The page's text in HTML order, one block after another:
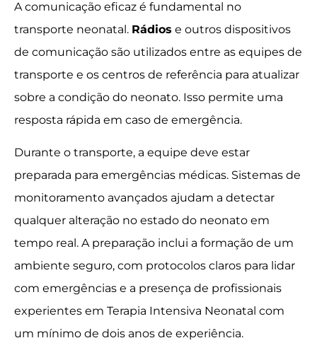
A comunicação eficaz é fundamental no
transporte neonatal. Rádios e outros dispositivos
de comunicação são utilizados entre as equipes de
transporte e os centros de referência para atualizar
sobre a condição do neonato. Isso permite uma
resposta rápida em caso de emergência.
Durante o transporte, a equipe deve estar
preparada para emergências médicas. Sistemas de
monitoramento avançados ajudam a detectar
qualquer alteração no estado do neonato em
tempo real. A preparação inclui a formação de um
ambiente seguro, com protocolos claros para lidar
com emergências e a presença de profissionais
experientes em Terapia Intensiva Neonatal com
um mínimo de dois anos de experiência.